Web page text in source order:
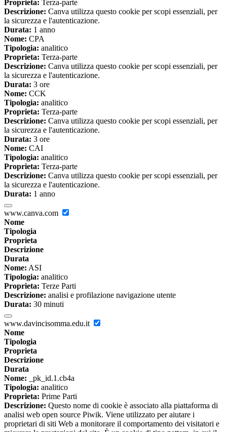
Proprieta: Terza-parte
Descrizione: Canva utilizza questo cookie per scopi essenziali, per
la sicurezza e l'autenticazione.
Durata: 1 anno
Nome: CPA
Tipologia: analitico
Proprieta: Terza-parte
Descrizione: Canva utilizza questo cookie per scopi essenziali, per
la sicurezza e l'autenticazione.
Durata: 3 ore
Nome: CCK
Tipologia: analitico
Proprieta: Terza-parte
Descrizione: Canva utilizza questo cookie per scopi essenziali, per
la sicurezza e l'autenticazione.
Durata: 3 ore
Nome: CAI
Tipologia: analitico
Proprieta: Terza-parte
Descrizione: Canva utilizza questo cookie per scopi essenziali, per
la sicurezza e l'autenticazione.
Durata: 1 anno
www.canva.com
Nome
Tipologia
Proprieta
Descrizione
Durata
Nome: ASI
Tipologia: analitico
Proprieta: Terze Parti
Descrizione: analisi e profilazione navigazione utente
Durata: 30 minuti
www.davincisomma.edu.it
Nome
Tipologia
Proprieta
Descrizione
Durata
Nome: _pk_id.1.cb4a
Tipologia: analitico
Proprieta: Prime Parti
Descrizione: Questo nome di cookie è associato alla piattaforma di
analisi web open source Piwik. Viene utilizzato per aiutare i
proprietari di siti Web a monitorare il comportamento dei visitatori e